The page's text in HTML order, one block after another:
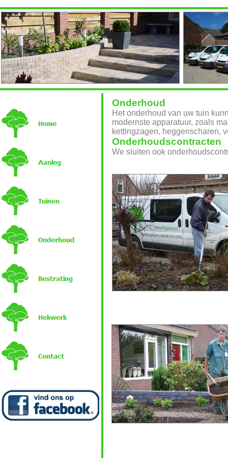
Onderhoud
Het onderhoud van uw tuin
modernste apparatuur, zoals
kettingzagen, heggenscharen,
Onderhoudscontracten
We sluiten ook